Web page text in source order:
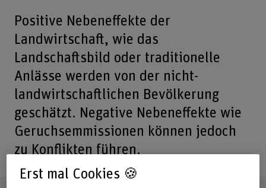
Positive Nebeneffekte der
Landwirtschaft, wie das
Landschaftsbild oder traditionelle
Anlässe werden von der nicht-
landwirtschaftlichen Bevölkerung
geschätzt. Negative Nebeneffekte wie
Geruchsemmissionen können jedoch
zu Konflikten führen.
Erst mal Cookies 🍪